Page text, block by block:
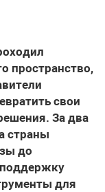
пространство,
свои
За два
страны
до
поддержку
для